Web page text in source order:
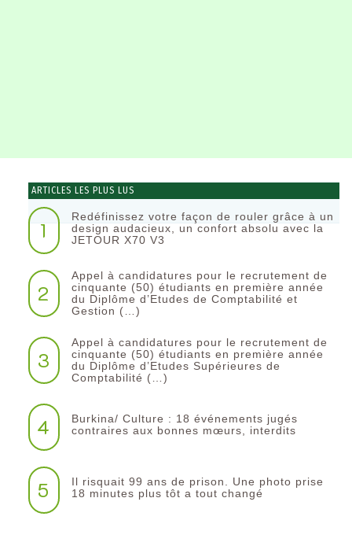
ARTICLES LES PLUS LUS
1
Redéfinissez votre façon de rouler grâce à un
design audacieux, un confort absolu avec la
JETOUR X70 V3
2
Appel à candidatures pour le recrutement de
cinquante (50) étudiants en première année
du Diplôme d’Etudes de Comptabilité et
Gestion (…)
3
Appel à candidatures pour le recrutement de
cinquante (50) étudiants en première année
du Diplôme d’Etudes Supérieures de
Comptabilité (…)
4
Burkina/ Culture : 18 événements jugés
contraires aux bonnes mœurs, interdits
5
Il risquait 99 ans de prison. Une photo prise
18 minutes plus tôt a tout changé